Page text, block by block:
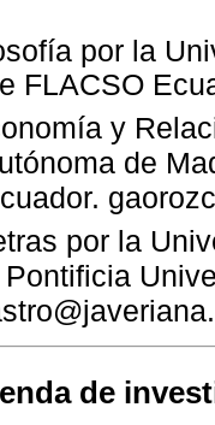
por la
FLACSO
y
de
por la
de